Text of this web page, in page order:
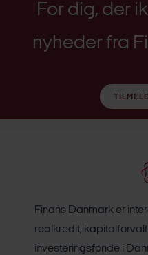
For dig, der
nyheder fra
Finans Danmark er
realkredit,
investeringsfonde i